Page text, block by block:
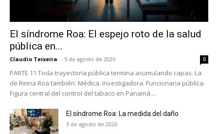
El síndrome Roa: El espejo roto de la salud
pública en...
Claudio Teixeira - 5 de agosto de 2026 0
PARTE 11 Toda trayectoria pública termina acumulando capas. La
de Reina Roa también. Médica. Investigadora. Funcionaria pública.
Figura central del control del tabaco en Panamá....
El síndrome Roa: La medida del daño
3 de agosto de 2026